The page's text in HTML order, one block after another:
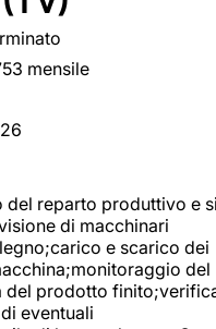
mensile
del reparto produttivo e
di macchinari
e scarico dei
del
prodotto
eventuali